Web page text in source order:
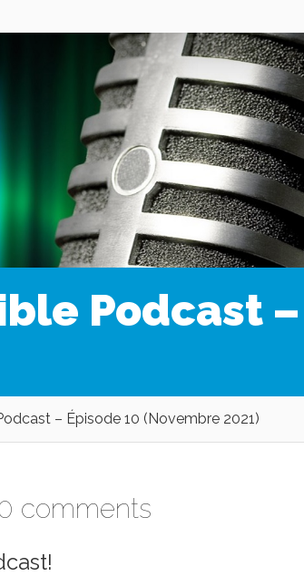
Podcast
– Épisode 10 (Novembre 2021)
comments